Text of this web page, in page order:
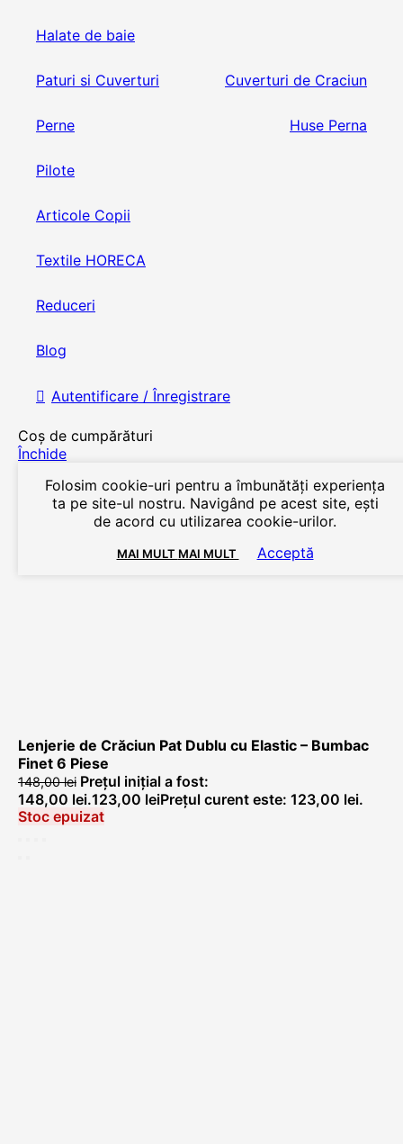
Halate de baie
Paturi si Cuverturi Cuverturi de Craciun
Perne Huse Perna
Pilote
Articole Copii
Textile HORECA
Reduceri
Blog
Autentificare / Înregistrare
Coș de cumpărături
Închide
Folosim cookie-uri pentru a îmbunătăți experiența
ta pe site-ul nostru. Navigând pe acest site, ești
de acord cu utilizarea cookie-urilor.
MAI MULT MAI MULT Acceptă
Lenjerie de Crăciun Pat Dublu cu Elastic – Bumbac
Finet 6 Piese
148,00lei Prețul inițial a fost:
148,00 lei.123,00 leiPrețul curent este: 123,00 lei.
Stoc epuizat